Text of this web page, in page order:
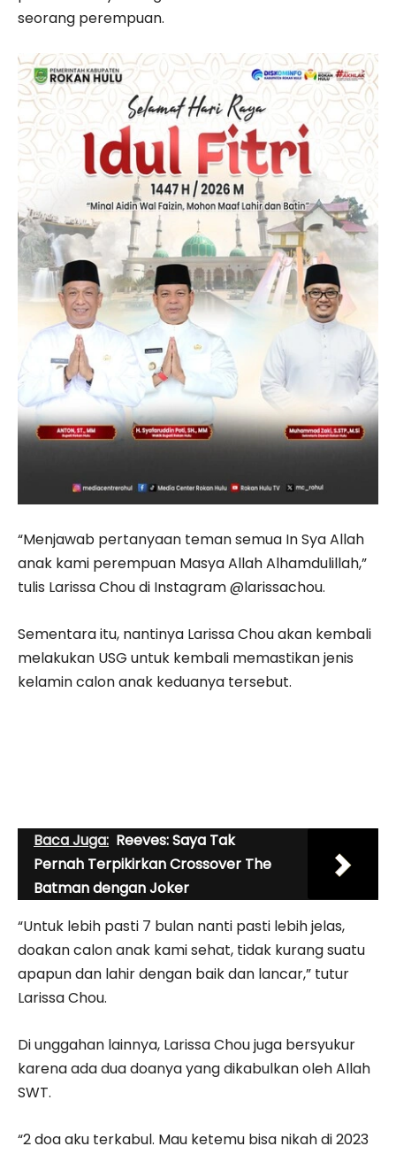
seorang perempuan.
“Menjawab pertanyaan teman semua In Sya Allah
anak kami perempuan Masya Allah Alhamdulillah,”
tulis Larissa Chou di Instagram @larissachou.
Sementara itu, nantinya Larissa Chou akan kembali
melakukan USG untuk kembali memastikan jenis
kelamin calon anak keduanya tersebut.
Baca Juga: Reeves: Saya Tak
Pernah Terpikirkan Crossover The
Batman dengan Joker
“Untuk lebih pasti 7 bulan nanti pasti lebih jelas,
doakan calon anak kami sehat, tidak kurang suatu
apapun dan lahir dengan baik dan lancar,” tutur
Larissa Chou.
Di unggahan lainnya, Larissa Chou juga bersyukur
karena ada dua doanya yang dikabulkan oleh Allah
SWT.
“2 doa aku terkabul. Mau ketemu bisa nikah di 2023